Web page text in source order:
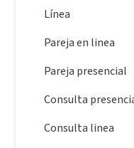
Universidad
Psicoanalítica
(AMPIEP).
Línea
Pareja en linea
Pareja presencial
Consulta
Consulta linea